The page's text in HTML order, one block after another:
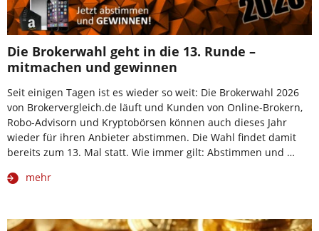
Die Brokerwahl geht in die 13. Runde –
mitmachen und gewinnen
Seit einigen Tagen ist es wieder so weit: Die Brokerwahl 2026
von Brokervergleich.de läuft und Kunden von Online-Brokern,
Robo-Advisorn und Kryptobörsen können auch dieses Jahr
wieder für ihren Anbieter abstimmen. Die Wahl findet damit
bereits zum 13. Mal statt. Wie immer gilt: Abstimmen und …
mehr